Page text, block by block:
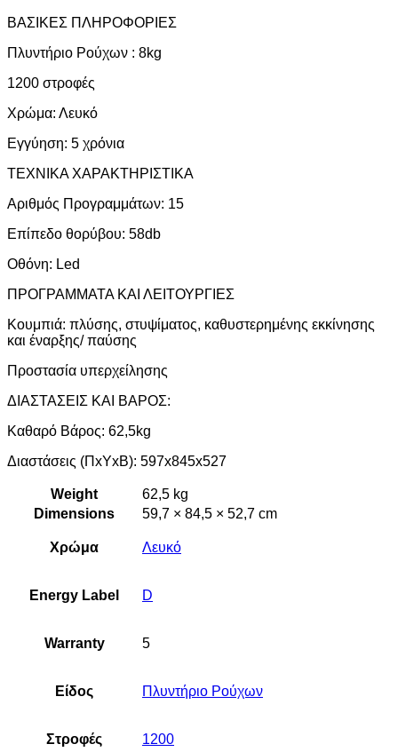
ΒΑΣΙΚΕΣ ΠΛΗΡΟΦΟΡΙΕΣ
Πλυντήριο Ρούχων : 8kg
1200 στροφές
Χρώμα: Λευκό
Εγγύηση: 5 χρόνια
ΤΕΧΝΙΚΑ ΧΑΡΑΚΤΗΡΙΣΤΙΚΑ
Αριθμός Προγραμμάτων: 15
Επίπεδο θορύβου: 58db
Οθόνη: Led
ΠΡΟΓΡΑΜΜΑΤΑ ΚΑΙ ΛΕΙΤΟΥΡΓΙΕΣ
Κουμπιά: πλύσης, στυψίματος, καθυστερημένης εκκίνησης
και έναρξης/ παύσης
Προστασία υπερχείλησης
ΔΙΑΣΤΑΣΕΙΣ ΚΑΙ ΒΑΡΟΣ:
Καθαρό Βάρος: 62,5kg
Διαστάσεις (ΠxYxB): 597x845x527
Weight
62,5 kg
Dimensions
59,7 × 84,5 × 52,7 cm
Χρώμα Λευκό
Energy Label D
Warranty 5
Είδος Πλυντήριο Ρούχων
Στροφές 1200